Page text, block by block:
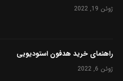
ژوئن 19, 2022
راهنمای خرید هدفون استودیویی
ژوئن 6, 2022